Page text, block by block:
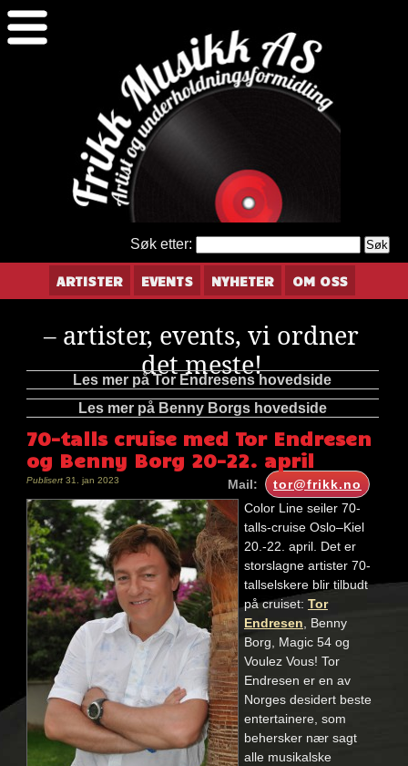
Søk etter:
ARTISTER EVENTS NYHETER OM OSS
– artister, events, vi ordner
det meste!
Les mer på Tor Endresens hovedside
Les mer på Benny Borgs hovedside
70-talls cruise med Tor Endresen
og Benny Borg 20-22. april
tor@frikk.no
Mail:
Publisert31. jan 2023
Color Line seiler 70-
talls-cruise Oslo–Kiel
20.-22. april. Det er
storslagne artister 70-
tallselskere blir tilbudt
på cruiset: Tor
Endresen, Benny
Borg, Magic 54 og
Voulez Vous! Tor
Endresen er en av
Norges desidert beste
entertainere, som
behersker nær sagt
alle musikalske